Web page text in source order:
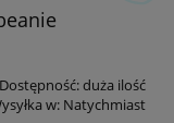
Dostępność:duża ilość
w: Natychmiast